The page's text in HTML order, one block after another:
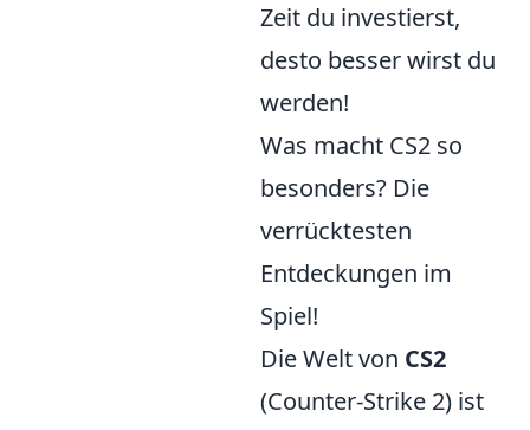
Zeit du investierst,
desto besser wirst du
werden!
Was macht CS2 so
besonders? Die
verrücktesten
Entdeckungen im
Spiel!
Die Welt von CS2
(Counter-Strike 2) ist